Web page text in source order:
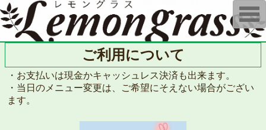
ご利用について
・お支払いは現金かキャッシュレス決済も出来ます。
・当日のメニュー変更は、ご希望にそえない場合がござい
ます。
T
o
g
g
l
i